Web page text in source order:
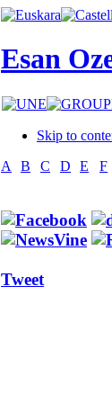
Esan
Skip to
A
B C D E F
Tweet